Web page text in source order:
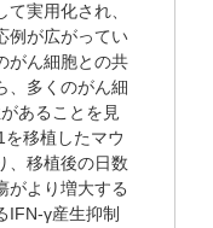
実用化され、
例が広がってい
がん細胞との共
、多くのがん細
あることを見
移植したマウ
、移植後の日数
がより増大する
IFN-γ産生抑制